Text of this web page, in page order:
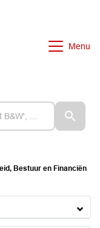
Menu
Bestuur en Financiën